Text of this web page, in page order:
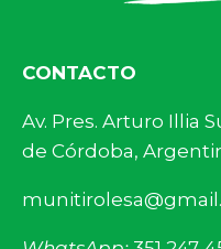
CONTACTO
Av. Pres. Arturo
de Córdoba,